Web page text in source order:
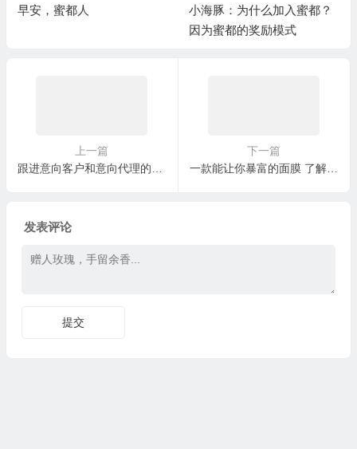
早安，蜜都人
小海豚：为什么加入蜜都？
因为蜜都的奖励模式
上一篇
下一篇
一款能让你暴富的面膜 了解一下?
发表评论